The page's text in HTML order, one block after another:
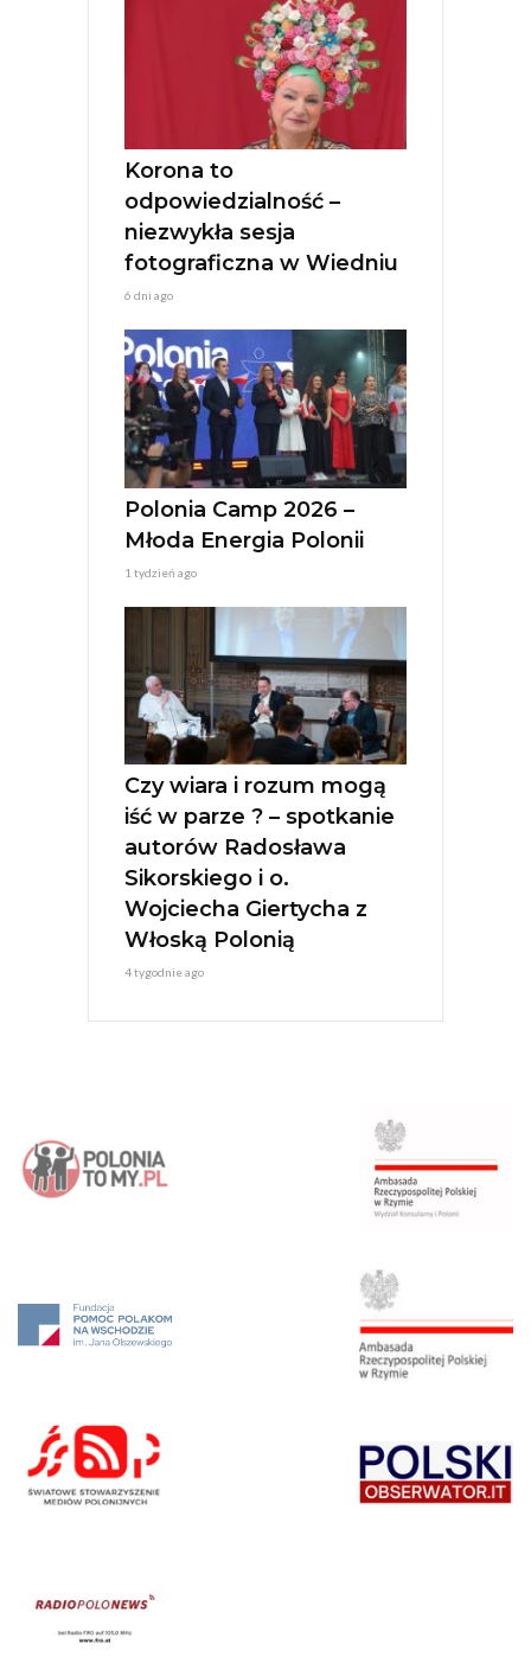
Korona to
odpowiedzialność –
niezwykła sesja
fotograficzna w Wiedniu
6 dni ago
Polonia Camp 2026 –
Młoda Energia Polonii
1 tydzień ago
Czy wiara i rozum mogą
iść w parze ? – spotkanie
autorów Radosława
Sikorskiego i o.
Wojciecha Giertycha z
Włoską Polonią
4 tygodnie ago